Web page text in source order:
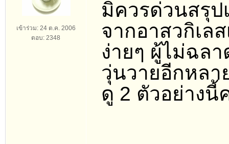
เข้าร่วม: 24 ต.ค. 2006
ตอบ: 2348
มิควรด่วนสรุ
จากอาสวกิเล
ง่ายๆ ผู้ไม่ฉล
วุ่นวายอีกหลา
ดู 2 ตัวอย่าง